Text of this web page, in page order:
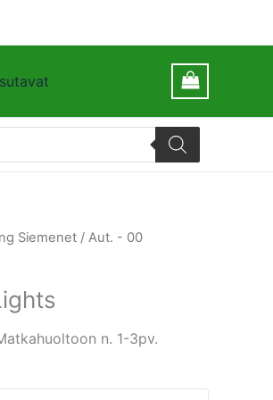
Siemenet / Aut. - 00
n. 1-3pv.